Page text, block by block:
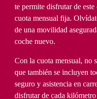
te permite disfrutar de
cuota mensual fija.
de una movilidad
coche nuevo.
Con la cuota mensual, no
que también se incluyen
seguro y asistencia en
disfrutar de cada